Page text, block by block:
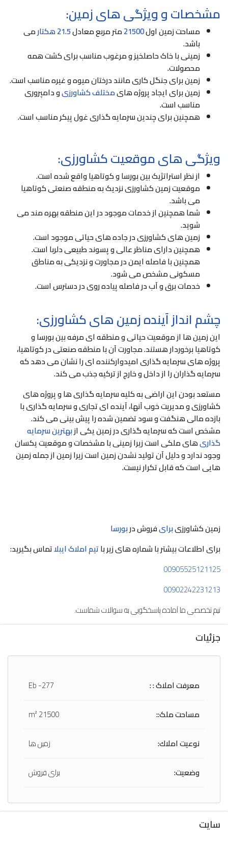
مشخصات و ویژگی های زمین:
مساحت زمین اول21500متر مربع معادل21.5 هکتار
می
باشد.
زمینی با خاک حاصلخیز و مرغوب مناسب برای کشت همه
محصولات.
زمین برای جنگل کاری مانند درختان میوه و غیره مناسب است.
زمین برای ایجاد پروژه هایمختلف کشاورزیو دامپروری
مناسب است.
همچنین برای چندین سرمایه گذاری غول پیکر مناسب است.
ویژگی های موقعيت کشاورزی:
از نظر استراتژیک بین بورسا و کوتاهیا واقع شده است.
موقعیت زمین کشاورزی نزدیک به منطقه صنعتی کوتاهیا
می باشد.
شما همچنین از خدمات موجود در این منطقه بهره مند می
شوید.
زمین های کشاورزی در جاده های حیاتی موجود است.
همچنین دارای مناظر عالی و پسوند طبیعی دلربا است.
همچنین با فاصله ایمن در مجاورت و نزدیکی به مناطق
مسکونی مشخص می شود.
خدمات برق و آب در فاصله پیاده روی در دسترس است.
چشم انداز آینده زمین های کشاورزی:
این زمین ها از موقعیت حیاتی و منطقه ای مرفه بین بورسا و
کوتاهیا برخوردار هستند. مجاورت آن با منطقه صنعتی در کوتاهیا،
پروژه های سرمایه گذاری امیدوارکننده ای را نشان می دهد که
سرمایه گذاران را از داخل و خارج از ترکیه جذب می کند.
مستعد بودن این اراضی به کلیه سرمایه گذاری ها و پروژه های
کشاورزی و مدیریت خوب آنها، آینده ای تجاری و سرمایه گذاری با
بازده مالی هنگفت و سود تضمین شده را پیش بینی می کند.
مشخص است که سرمایه گذاری در زمین یکی ازبهترین سرمایه
گذاریهای ملکی است زیرا زمینی با مشخصات و موقعیت یکسان
وجود ندارد و دلیل آن تولید نشدن زمین است زیرا زمین از جمله زمین
هایی است که قابل تکرار نیست.
زمین کشاورزیبرایفروش دربورسا
برای اطلاعات بیشتر با شماره های زیر باتيم املاک ايبلاتماس بگیرید:
00905525121125
00902242231213
تیم تخصصی ما آماده پاسخگویی به سوالات شماست.
جزئیات
معرفت املاک : :
Eb -277
مساحت ملک::
21500 m²
نوعيت املاك:
زمین ها
وضعیت:
برای فروش
سايت